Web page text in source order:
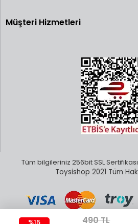
%15 490 TL
Müşteri Hizmetleri
Tüm bilgileriniz 256bit SSL
Toysishop 2021 Tüm